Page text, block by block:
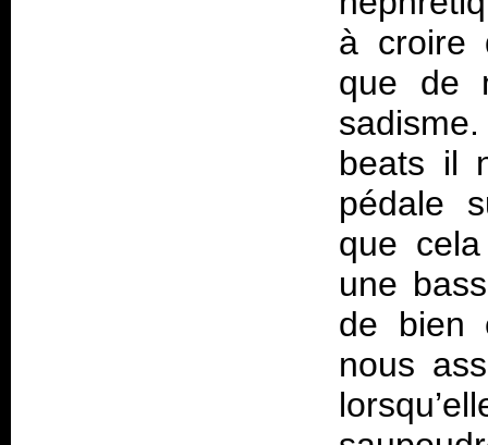
à croire
que de
beats il
pédale
que
une
de bien
nous